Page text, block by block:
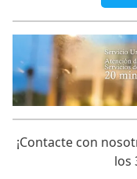
¡Contacte con
los